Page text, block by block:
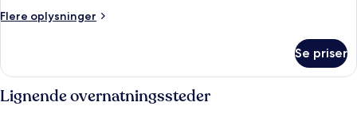
Flere oplysninger
Flere
Se priser
Lignende overnatningssteder